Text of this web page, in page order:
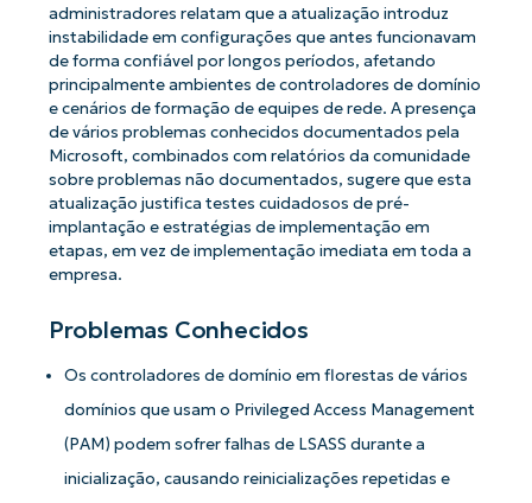
administradores relatam que a atualização introduz
instabilidade em configurações que antes funcionavam
de forma confiável por longos períodos, afetando
principalmente ambientes de controladores de domínio
e cenários de formação de equipes de rede. A presença
de vários problemas conhecidos documentados pela
Microsoft, combinados com relatórios da comunidade
sobre problemas não documentados, sugere que esta
atualização justifica testes cuidadosos de pré-
implantação e estratégias de implementação em
etapas, em vez de implementação imediata em toda a
empresa.
Problemas Conhecidos
Os controladores de domínio em florestas de vários
domínios que usam o Privileged Access Management
(PAM) podem sofrer falhas de LSASS durante a
inicialização, causando reinicializações repetidas e